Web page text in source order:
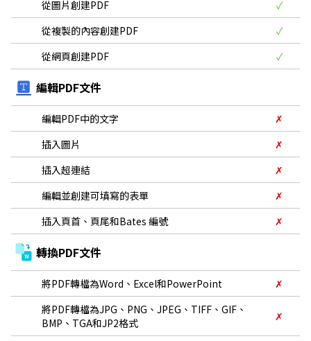
從圖片創建PDF
✓
從複製的內容創建PDF
✓
從網頁創建PDF
✓
編輯PDF文件
編輯PDF中的文字
✗
插入圖片
✗
插入超連結
✗
編輯並創建可填寫的表單
✗
插入頁首、頁尾和Bates 編號
✗
轉換PDF文件
將PDF轉檔為Word、Excel和PowerPoint
✗
將PDF轉檔為JPG、PNG、JPEG、TIFF、GIF、
BMP、TGA和JP2格式
✗